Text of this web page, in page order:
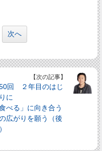
次へ
【次の記事】
回 ２年目のはじ
に
食べる」に向き合う
広がりを願う（後